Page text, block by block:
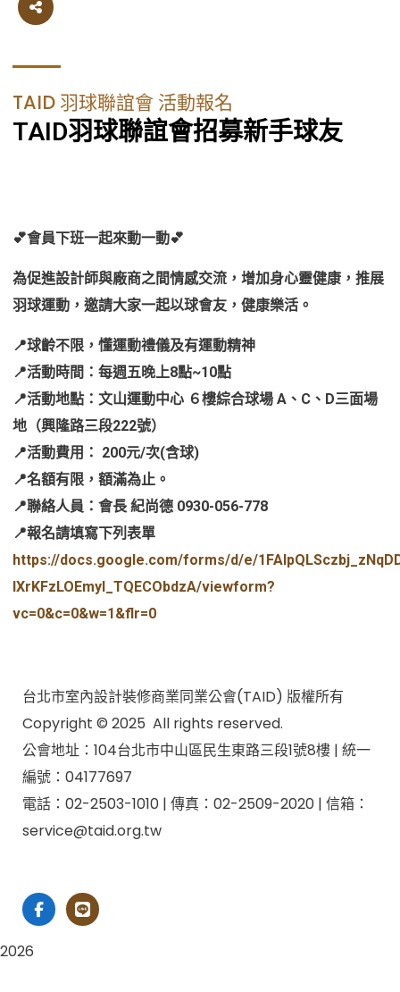
TAID 羽球聯誼會 活動報名
TAID羽球聯誼會招募新手球友
💕會員下班一起來動一動💕
為促進設計師與廠商之間情感交流，增加身心靈健康，推展
羽球運動，邀請大家一起以球會友，健康樂活。
📍球齡不限，懂運動禮儀及有運動精神
📍活動時間：每週五晚上8點~10點
📍活動地點：文山運動中心 ６樓綜合球場 A、C、D三面場
地（興隆路三段222號）
📍活動費用： 200元/次(含球)
📍名額有限，額滿為止。
📍聯絡人員：會長 紀尚德 0930-056-778
📍報名請填寫下列表單
https://docs.google.com/forms/d/e/
IXrKFzLOEmyl_TQECObdzA/viewform?
vc=0&c=0&w=1&flr=0
台北市室內設計裝修商業同業公會(TAID) 版權所有
Copyright © 2025 All rights reserved.
公會地址：104台北市中山區民生東路三段1號8樓 | 統一
編號：04177697
電話：02-2503-1010 | 傳真：02-2509-2020 | 信箱：
service@taid.org.tw
2026